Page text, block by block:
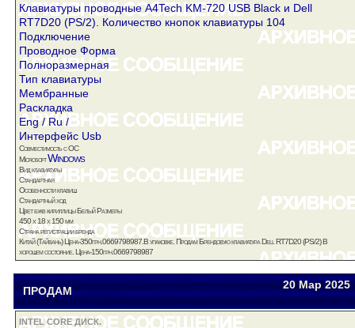
Клавиатуры проводные A4Tech KM-720 USB Black и Dell
RT7D20 (PS/2). Количество кнопок клавиатуры 104
Подключение
Проводное Форма
Полноразмерная
Тип клавиатуры
Мембранные
Раскладка
Eng / Ru /
Интерфейс Usb
Совместимость с ОС
MicrosoftWindows
Вид клавиатуры
Стандартная
Особенности клавиш
Стандартный ход
Цвет букв кириллицы Белый Размеры
450 x 18 x 150 мм
Страна регистрации бренда
Китай (Тайвань) Цена-350грн.0669798987.В упаковке. Продам Брендовую клавиатура Dell RT7D20 (PS/2) В
хорошем состояние. Цена-150грн.0669798987
ПРОДАМ Анджей iridium7479@gmail.com 20 Мар2025
INTEL CORE ДИСК.